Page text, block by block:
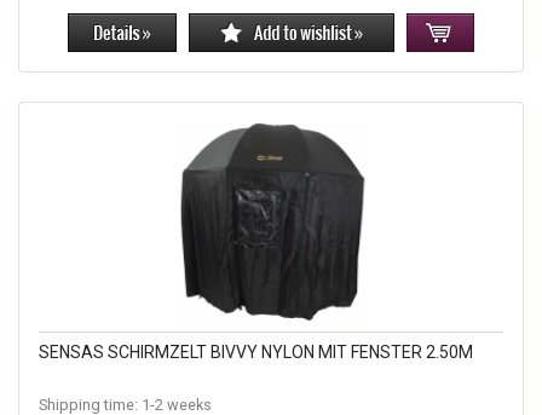
SENSAS SCHIRMZELT BIVVY NYLON MIT FENSTER 2.50M
Shipping time: 1-2 weeks